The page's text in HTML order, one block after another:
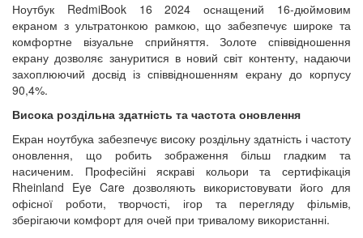
Ноутбук RedmiBook 16 2024 оснащений 16-дюймовим
екраном з ультратонкою рамкою, що забезпечує широке та
комфортне візуальне сприйняття. Золоте співвідношення
екрану дозволяє зануритися в новий світ контенту, надаючи
захоплюючий досвід із співвідношенням екрану до корпусу
90,4%.
Висока роздільна здатність та частота оновлення
Екран ноутбука забезпечує високу роздільну здатність і частоту
оновлення, що робить зображення більш гладким та
насиченим. Професійні яскраві кольори та сертифікація
Rheinland Eye Care дозволяють використовувати його для
офісної роботи, творчості, ігор та перегляду фільмів,
зберігаючи комфорт для очей при тривалому використанні.